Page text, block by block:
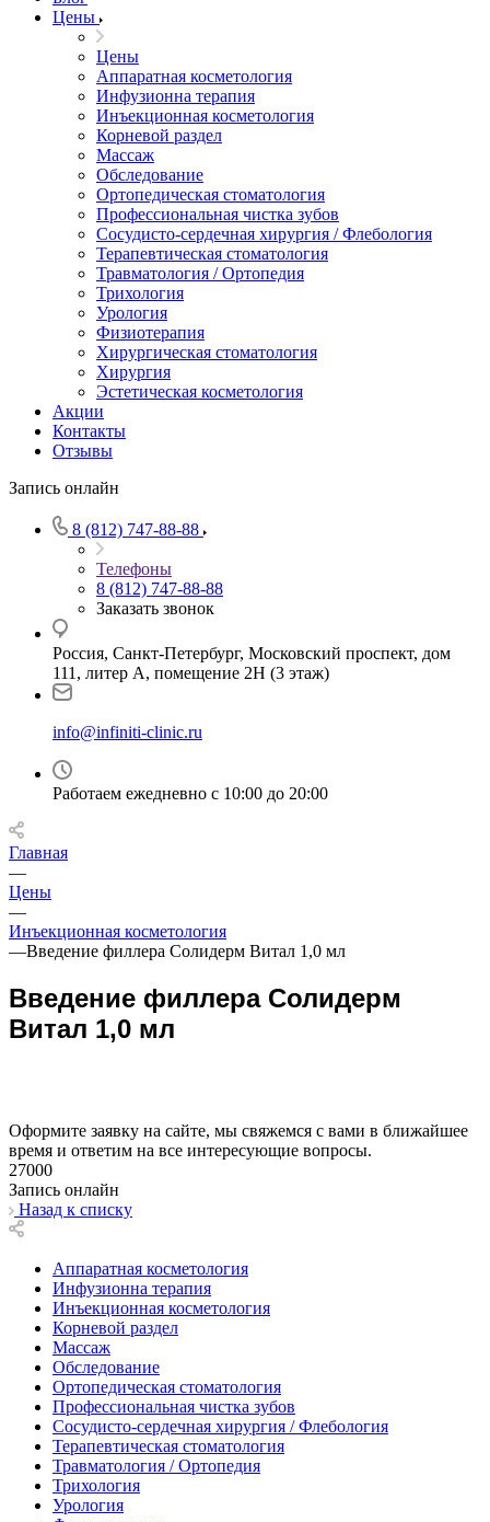
Цены
Цены
Аппаратная косметология
Инфузионна терапия
Инъекционная косметология
Корневой раздел
Массаж
Обследование
Ортопедическая стоматология
Профессиональная чистка зубов
Сосудисто-сердечная хирургия / Флебология
Терапевтическая стоматология
Травматология / Ортопедия
Трихология
Урология
Физиотерапия
Хирургическая стоматология
Хирургия
Эстетическая косметология
Акции
Контакты
Отзывы
Запись онлайн
8 (812) 747-88-88
Телефоны
8 (812) 747-88-88
Заказать звонок
Россия, Санкт-Петербург, Московский проспект, дом
111, литер А, помещение 2Н (3 этаж)
info@infiniti-clinic.ru
Работаем ежедневно с 10:00 до 20:00
Главная
—
Цены
—
Инъекционная косметология
—Введение филлера Солидерм Витал 1,0 мл
Введение филлера Солидерм
Витал 1,0 мл
Оформите заявку на сайте, мы свяжемся с вами в ближайшее
время и ответим на все интересующие вопросы.
27000
Запись онлайн
Назад к списку
Аппаратная косметология
Инфузионна терапия
Инъекционная косметология
Корневой раздел
Массаж
Обследование
Ортопедическая стоматология
Профессиональная чистка зубов
Сосудисто-сердечная хирургия / Флебология
Терапевтическая стоматология
Травматология / Ортопедия
Трихология
Урология